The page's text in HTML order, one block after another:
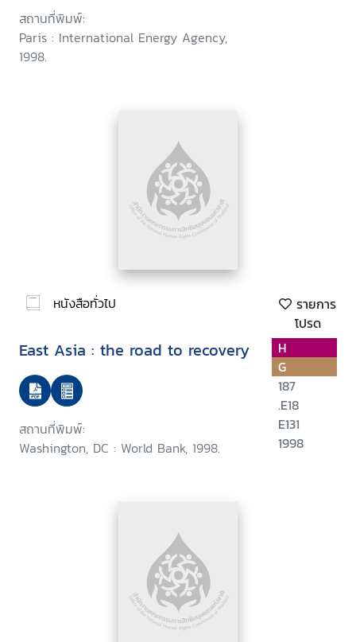
สถานที่พิมพ์:
Paris : International Energy Agency,
1998.
หนังสือทั่วไป
รายการ
โปรด
East Asia : the road to recovery
สถานที่พิมพ์:
Washington, DC : World Bank, 1998.
H
G
187
.E18
E131
1998